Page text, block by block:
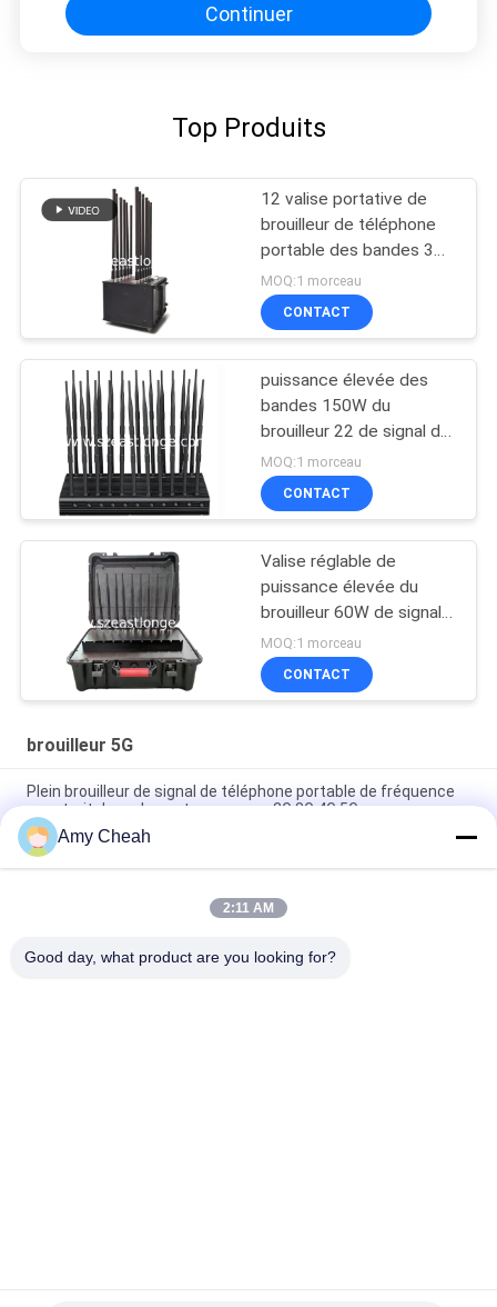
Continuer
Top Produits
12 valise portative de
brouilleur de téléphone
portable des bandes 3G
4G 5G pour extérieur
d'intérieur
MOQ:1 morceau
CONTACT
puissance élevée des
bandes 150W du
brouilleur 22 de signal de
téléphone portable de
4G 5G WIFI
MOQ:1 morceau
CONTACT
Valise réglable de
puissance élevée du
brouilleur 60W de signal
de téléphone portable
portative
MOQ:1 morceau
CONTACT
brouilleur 5G
Plein brouilleur de signal de téléphone portable de fréquence
construit dans des antennes pour 2G 3G 4G 5G
signal de puissance élevée de brouilleur de signal de téléphone
portable de 2G 3G 4G 5G synchronique
12 achemine l'écran d'affichage à cristaux liquides de
Amy Cheah
2:11 AM
Good day, what product are you looking for?